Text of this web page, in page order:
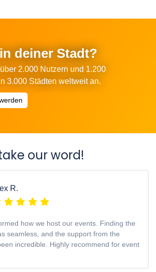
deiner Stadt?
2.000 Nutzern und 1.200
3.000 Städten weltweit an.
our word!
R.
how we host our events. Finding the
seamless, and the support from the
incredible. Highly recommend for event